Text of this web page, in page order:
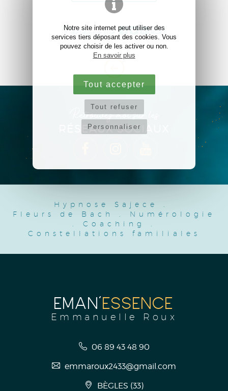
Notre site internet peut utiliser des
services tiers déposant des cookies. Vous
pouvez choisir de les activer ou non.
En savoir plus
Tout accepter
Tout refuser
Personnaliser
Partagez sur !
Retrouvez-moi sur les
RÉSEAUX SOCIAUX
Hypnose Sajece
Fleurs de Bach
Numérologie
Coaching
Constellations familiales
EMAN'ESSENCE
Emmanuelle Roux
06 89 43 48 90
emmaroux2433@gmail.com
BÈGLES (33)